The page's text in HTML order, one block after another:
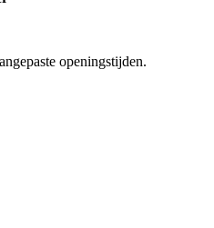
openingstijden.